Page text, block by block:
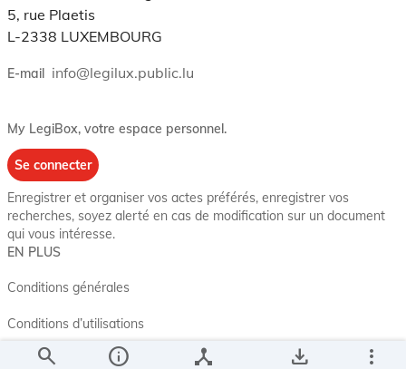
search info device_hub save_alt more_vert
5, rue Plaetis
L-2338 LUXEMBOURG
E-mail info@legilux.public.lu
My LegiBox, votre espace personnel.
Se connecter
Enregistrer et organiser vos actes préférés, enregistrer vos
recherches, soyez alerté en cas de modification sur un document
qui vous intéresse.
EN PLUS
Conditions générales
Conditions d’utilisations
Accessibilité